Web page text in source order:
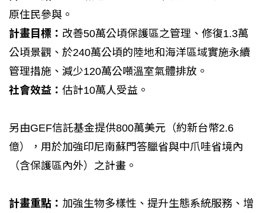
原住民參與。
計畫目標： 改善50萬公頃保護區之管理、修復1.3萬
公頃景觀、於240萬公頃的陸地和海洋區域實施永續
管理措施、減少120萬公噸溫室氣體排放。
社會效益： 估計10萬人受益。
另由GEF信託基金提供800萬美元（約新台幣2.6
億），用於加強印尼南蘇門答臘省與中爪哇省境內
（含保護區內外）之計畫。
計畫重點： 加強生物多樣性、提升生態系統服務、增